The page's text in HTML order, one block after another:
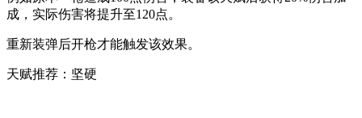
成，实际伤害将提升至120点。
重新装弹后开枪才能触发该效果。
天赋推荐：坚硬